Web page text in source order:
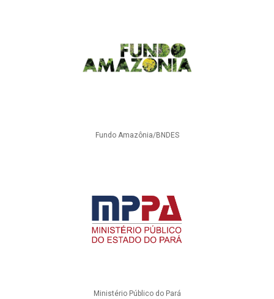
Fundo Amazônia/BNDES
Ministério Público do Pará